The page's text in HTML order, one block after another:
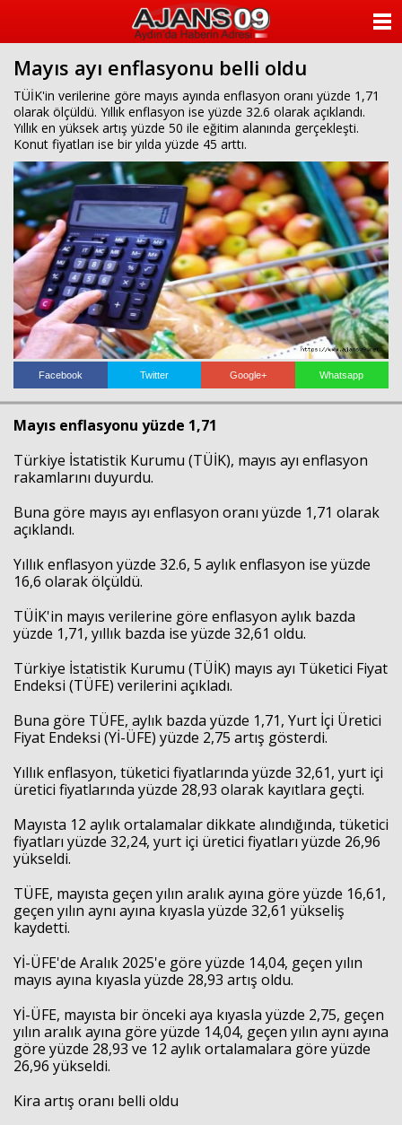
Mayıs ayı enflasyonu belli oldu
TÜİK'in verilerine göre mayıs ayında enflasyon oranı yüzde 1,71
olarak ölçüldü. Yıllık enflasyon ise yüzde 32.6 olarak açıklandı.
Yıllık en yüksek artış yüzde 50 ile eğitim alanında gerçekleşti.
Konut fiyatları ise bir yılda yüzde 45 arttı.
Facebook Twitter Google+ Whatsapp
Mayıs enflasyonu yüzde 1,71
Türkiye İstatistik Kurumu (TÜİK), mayıs ayı enflasyon
rakamlarını duyurdu.
Buna göre mayıs ayı enflasyon oranı yüzde 1,71 olarak
açıklandı.
Yıllık enflasyon yüzde 32.6, 5 aylık enflasyon ise yüzde
16,6 olarak ölçüldü.
TÜİK'in mayıs verilerine göre enflasyon aylık bazda
yüzde 1,71, yıllık bazda ise yüzde 32,61 oldu.
Türkiye İstatistik Kurumu (TÜİK) mayıs ayı Tüketici Fiyat
Endeksi (TÜFE) verilerini açıkladı.
Buna göre TÜFE, aylık bazda yüzde 1,71, Yurt İçi Üretici
Fiyat Endeksi (Yİ-ÜFE) yüzde 2,75 artış gösterdi.
Yıllık enflasyon, tüketici fiyatlarında yüzde 32,61, yurt içi
üretici fiyatlarında yüzde 28,93 olarak kayıtlara geçti.
Mayısta 12 aylık ortalamalar dikkate alındığında, tüketici
fiyatları yüzde 32,24, yurt içi üretici fiyatları yüzde 26,96
yükseldi.
TÜFE, mayısta geçen yılın aralık ayına göre yüzde 16,61,
geçen yılın aynı ayına kıyasla yüzde 32,61 yükseliş
kaydetti.
Yİ-ÜFE'de Aralık 2025'e göre yüzde 14,04, geçen yılın
mayıs ayına kıyasla yüzde 28,93 artış oldu.
Yİ-ÜFE, mayısta bir önceki aya kıyasla yüzde 2,75, geçen
yılın aralık ayına göre yüzde 14,04, geçen yılın aynı ayına
göre yüzde 28,93 ve 12 aylık ortalamalara göre yüzde
26,96 yükseldi.
Kira artış oranı belli oldu
KATEGORİLER
YAZARLAR
FOTO GALERİ
VİDEO GALERİ
KÜNYE
İLETİŞİM
Haberin Doğru Adresi.